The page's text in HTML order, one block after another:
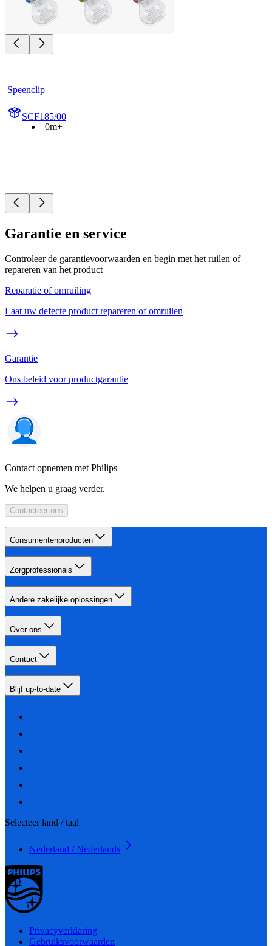
Speenclip
SCF185/00
0m+
Garantie en service
Controleer de garantievoorwaarden en begin met het ruilen of
repareren van het product
Reparatie of omruiling
Laat uw defecte product repareren of omruilen
Garantie
Ons beleid voor productgarantie
Contact opnemen met Philips
We helpen u graag verder.
Contacteer ons
Consumentenproducten
Zorgprofessionals
Andere zakelijke oplossingen
Over ons
Contact
Blijf up-to-date
Selecteer land / taal
Nederland / Nederlands
Privacyverklaring
Gebruiksvoorwaarden